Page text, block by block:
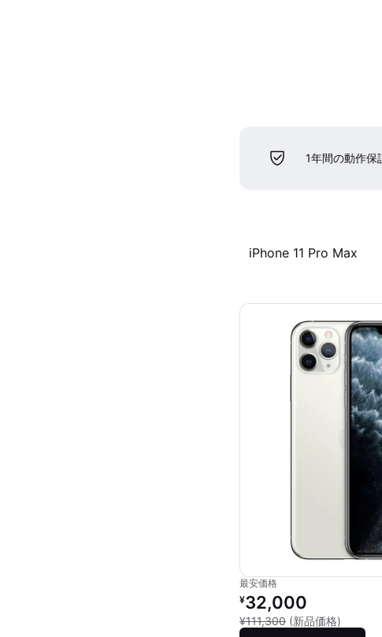
1年間の動作保
iPhone 11 Pro Max
最安価格
リファービッシュ品の価格：
¥32,000
¥111,300 (新品価格)